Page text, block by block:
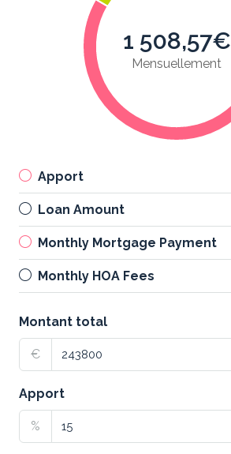
1 508,57€
Mensuellement
Apport
Loan Amount
Monthly Mortgage Payment
Monthly HOA Fees
Montant total
€
Apport
%